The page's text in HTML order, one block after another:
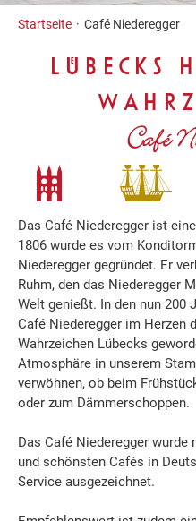
Startseite Café Niederegger
LÜBECKS
Café
Das Café Niederegger ist
1806 wurde es vom
Niederegger gegründet. Er
Ruhm, den das Niederegger
Welt genießt. In den nun 200
Café Niederegger im Herzen
Wahrzeichen Lübecks
Atmosphäre in unserem
verwöhnen, ob beim
oder zum Dämmerschoppen.
Das Café Niederegger
und schönsten Cafés in
Service ausgezeichnet.